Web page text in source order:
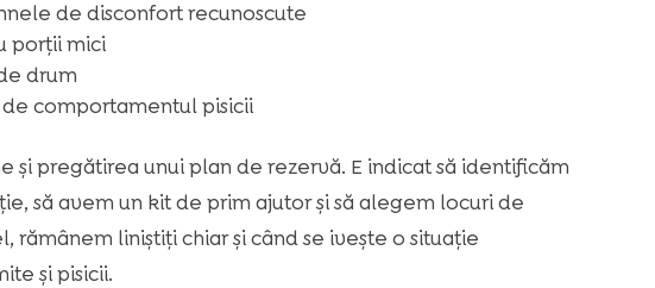
de disconfort recunoscute
porții mici
drum
comportamentul pisicii
și pregătirea unui plan de rezervă. E indicat să identificăm
să avem un kit de prim ajutor și să alegem locuri de
rămânem liniștiți chiar și când se ivește o situație
și pisicii.